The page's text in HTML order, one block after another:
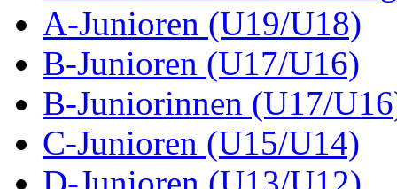
A-Junioren (U19/U18)
B-Junioren (U17/U16)
B-Juniorinnen (U17/
C-Junioren (U15/U14)